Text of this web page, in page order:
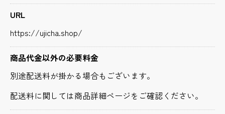
URL
https://ujicha.shop/
商品代金以外の必要料金
別途配送料が掛かる場合もございます。
配送料に関しては商品詳細ページをご確認ください。